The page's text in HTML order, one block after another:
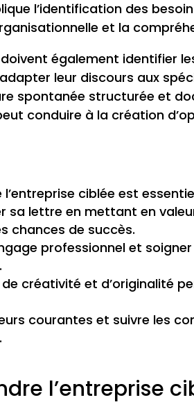
l’identification des
et la
également identifier
leur discours aux
spontanée structurée et
conduire à la création
l’entreprise ciblée est
sa lettre en mettant en
chances de succès.
professionnel et
de créativité et d’originalité
courantes et suivre les
l’entreprise